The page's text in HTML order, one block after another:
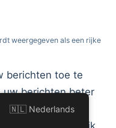
weergegeven als een rijke
berichten toe te
uw berichten beter
volledig het
met een enkele klik
🇳🇱 Nederlands